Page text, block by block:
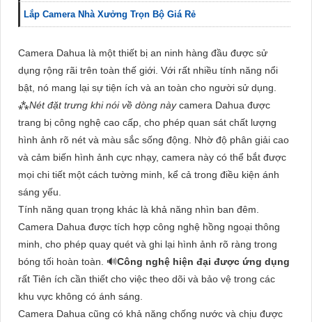
Lắp Camera Nhà Xưởng Trọn Bộ Giá Rẻ
Camera Dahua là một thiết bị an ninh hàng đầu được sử
dụng rộng rãi trên toàn thế giới. Với rất nhiều tính năng nổi
bật, nó mang lại sự tiện ích và an toàn cho người sử dụng.
⁂Nét đặt trưng khi nói về dòng nàycamera Dahua được
trang bị công nghệ cao cấp, cho phép quan sát chất lượng
hình ảnh rõ nét và màu sắc sống động. Nhờ độ phân giải cao
và cảm biến hình ảnh cực nhạy, camera này có thể bắt được
mọi chi tiết một cách tường minh, kể cả trong điều kiện ánh
sáng yếu.
Tính năng quan trọng khác là khả năng nhìn ban đêm.
Camera Dahua được tích hợp công nghệ hồng ngoại thông
minh, cho phép quay quét và ghi lại hình ảnh rõ ràng trong
bóng tối hoàn toàn. 🔊Công nghệ hiện đại được ứng dụng
rất Tiên ích cần thiết cho việc theo dõi và bảo vệ trong các
khu vực không có ánh sáng.
Camera Dahua cũng có khả năng chống nước và chịu được